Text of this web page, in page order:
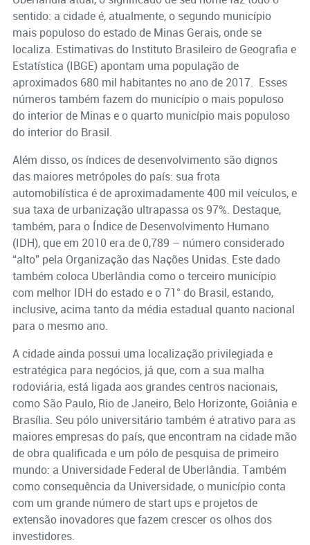
sentido: a cidade é, atualmente, o segundo município
mais populoso do estado de Minas Gerais, onde se
localiza. Estimativas do Instituto Brasileiro de Geografia e
Estatística (IBGE) apontam uma população de
aproximados 680 mil habitantes no ano de 2017. Esses
números também fazem do município o mais populoso
do interior de Minas e o quarto município mais populoso
do interior do Brasil.
Além disso, os índices de desenvolvimento são dignos
das maiores metrópoles do país: sua frota
automobilística é de aproximadamente 400 mil veículos, e
sua taxa de urbanização ultrapassa os 97%. Destaque,
também, para o Índice de Desenvolvimento Humano
(IDH), que em 2010 era de 0,789 – número considerado
“alto” pela Organização das Nações Unidas. Este dado
também coloca Uberlândia como o terceiro município
com melhor IDH do estado e o 71° do Brasil, estando,
inclusive, acima tanto da média estadual quanto nacional
para o mesmo ano.
A cidade ainda possui uma localização privilegiada e
estratégica para negócios, já que, com a sua malha
rodoviária, está ligada aos grandes centros nacionais,
como São Paulo, Rio de Janeiro, Belo Horizonte, Goiânia e
Brasília. Seu pólo universitário também é atrativo para as
maiores empresas do país, que encontram na cidade mão
de obra qualificada e um pólo de pesquisa de primeiro
mundo: a Universidade Federal de Uberlândia. Também
como consequência da Universidade, o município conta
com um grande número de start ups e projetos de
extensão inovadores que fazem crescer os olhos dos
investidores.